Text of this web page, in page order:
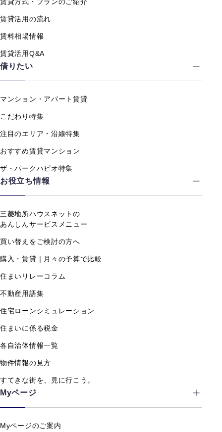
賃貸方式・プランのご紹介
賃貸活用の流れ
賃料相場情報
賃貸活用Q&A
借りたい
マンション・アパート賃貸
こだわり特集
注目のエリア・沿線特集
おすすめ賃貸マンション
ザ・パークハビオ特集
お役立ち情報
三菱地所ハウスネットの
あんしんサービスメニュー
買い替えをご検討の方へ
購入・賃貸｜月々の予算で比較
住まいリレーコラム
不動産用語集
住宅ローンシミュレーション
住まいに係る税金
各自治体情報一覧
物件情報の見方
すてきな街を、見に行こう。
Myページ
Myページのご案内